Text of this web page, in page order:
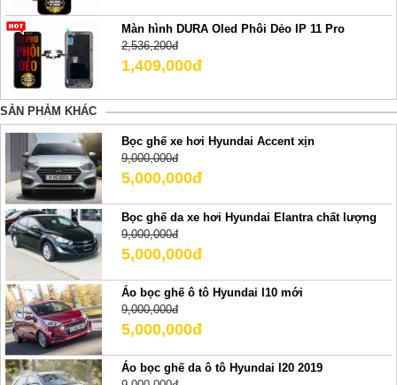
Màn hình DURA Oled Phôi Dẻo IP 11 Pro
2,536,200đ
1,409,000đ
SẢN PHẢM KHÁC
Bọc ghế xe hơi Hyundai Accent xịn
9,000,000đ
5,000,000đ
Bọc ghế da xe hơi Hyundai Elantra chất lượng
9,000,000đ
5,000,000đ
Áo bọc ghế ô tô Hyundai I10 mới
9,000,000đ
5,000,000đ
Áo bọc ghế da ô tô Hyundai I20 2019